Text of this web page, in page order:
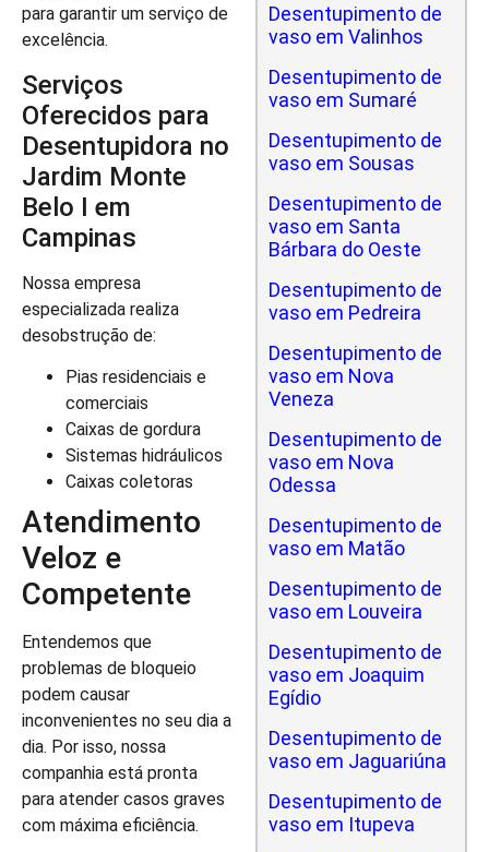
para garantir um serviço de
excelência.
Serviços
Oferecidos para
Desentupidora no
Jardim Monte
Belo I em
Campinas
Nossa empresa
especializada realiza
desobstrução de:
Pias residenciais e
comerciais
Caixas de gordura
Sistemas hidráulicos
Caixas coletoras
Atendimento
Veloz e
Competente
Entendemos que
problemas de bloqueio
podem causar
inconvenientes no seu dia a
dia. Por isso, nossa
companhia está pronta
para atender casos graves
com máxima eficiência.
Desentupimento de
vaso em Valinhos
Desentupimento de
vaso em Sumaré
Desentupimento de
vaso em Sousas
Desentupimento de
vaso em Santa
Bárbara do Oeste
Desentupimento de
vaso em Pedreira
Desentupimento de
vaso em Nova
Veneza
Desentupimento de
vaso em Nova
Odessa
Desentupimento de
vaso em Matão
Desentupimento de
vaso em Louveira
Desentupimento de
vaso em Joaquim
Egídio
Desentupimento de
vaso em Jaguariúna
Desentupimento de
vaso em Itupeva